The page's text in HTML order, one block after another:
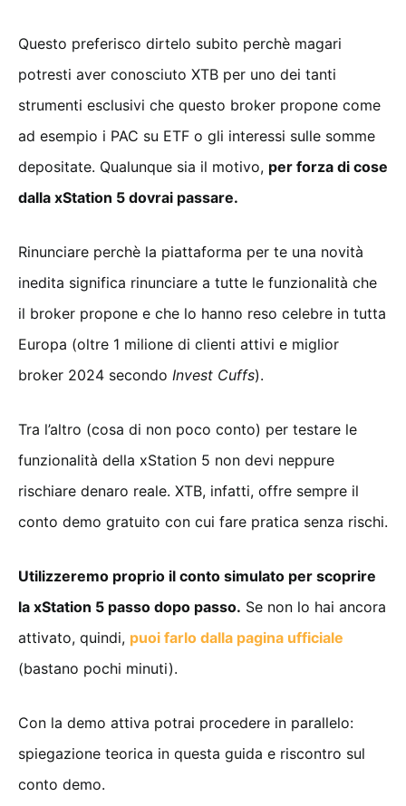
Questo preferisco dirtelo subito perchè magari
potresti aver conosciuto XTB per uno dei tanti
strumenti esclusivi che questo broker propone come
ad esempio i PAC su ETF o gli interessi sulle somme
depositate. Qualunque sia il motivo, per forza di cose
dalla xStation 5 dovrai passare.
Rinunciare perchè la piattaforma per te una novità
inedita significa rinunciare a tutte le funzionalità che
il broker propone e che lo hanno reso celebre in tutta
Europa (oltre 1 milione di clienti attivi e miglior
broker 2024 secondo Invest Cuffs).
Tra l’altro (cosa di non poco conto) per testare le
funzionalità della xStation 5 non devi neppure
rischiare denaro reale. XTB, infatti, offre sempre il
conto demo gratuito con cui fare pratica senza rischi.
Utilizzeremo proprio il conto simulato per scoprire
la xStation 5 passo dopo passo. Se non lo hai ancora
attivato, quindi, puoi farlo dalla pagina ufficiale
(bastano pochi minuti).
Con la demo attiva potrai procedere in parallelo:
spiegazione teorica in questa guida e riscontro sul
conto demo.